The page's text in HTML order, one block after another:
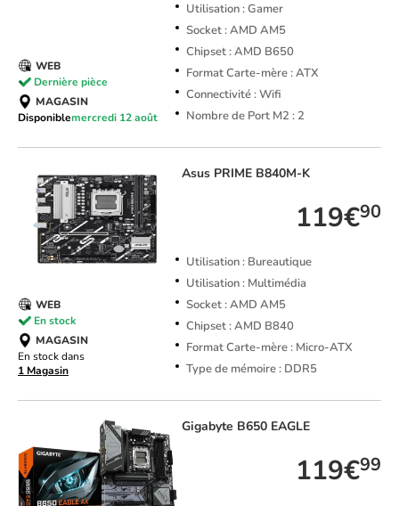
Utilisation : Gamer
Socket : AMD AM5
Chipset : AMD B650
Format Carte-mère : ATX
Connectivité : Wifi
Nombre de Port M2 : 2
WEB
Dernière pièce
MAGASIN
Disponiblemercredi 12 août
Asus PRIME B840M-K
119€90
Utilisation : Bureautique
Utilisation : Multimédia
Socket : AMD AM5
Chipset : AMD B840
Format Carte-mère : Micro-ATX
Type de mémoire : DDR5
WEB
En stock
MAGASIN
En stock dans
1 Magasin
Gigabyte B650 EAGLE
119€99